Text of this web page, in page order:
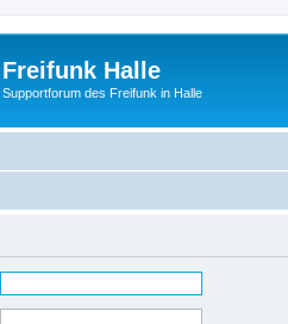
Freifunk Halle
Supportforum des Freifunk in Halle